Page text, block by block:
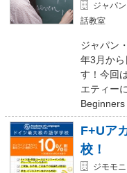
ジャパ
話教室
ジャパン
年3月か
す！今回
エティー
Beginners
F+Uア
校！
ジモモ